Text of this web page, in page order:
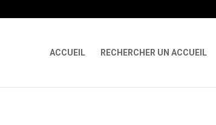
ACCUEIL RECHERCHER UN ACCUEIL